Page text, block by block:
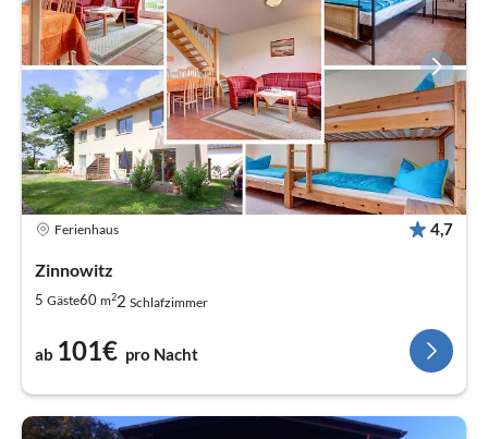
Ferienhaus 4,7
Zinnowitz
5 Gäste60 m22 Schlafzimmer
ab 101€ pro Nacht